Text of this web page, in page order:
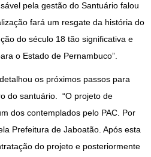
pela gestão do Santuário falou
fará um resgate da história do
do século 18 tão significativa e
o Estado de Pernambuco”.
os próximos passos para
do santuário. “O projeto de
dos contemplados pelo PAC. Por
Prefeitura de Jaboatão. Após esta
do projeto e posteriormente